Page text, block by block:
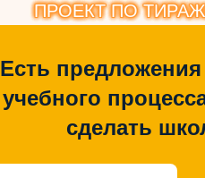
ПРОЕКТ ПО
Есть
учебного
сделать